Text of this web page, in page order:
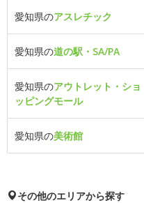
愛知県のアスレチック
愛知県の道の駅・SA/PA
愛知県のアウトレット・ショ
ッピングモール
愛知県の美術館
その他のエリアから探す